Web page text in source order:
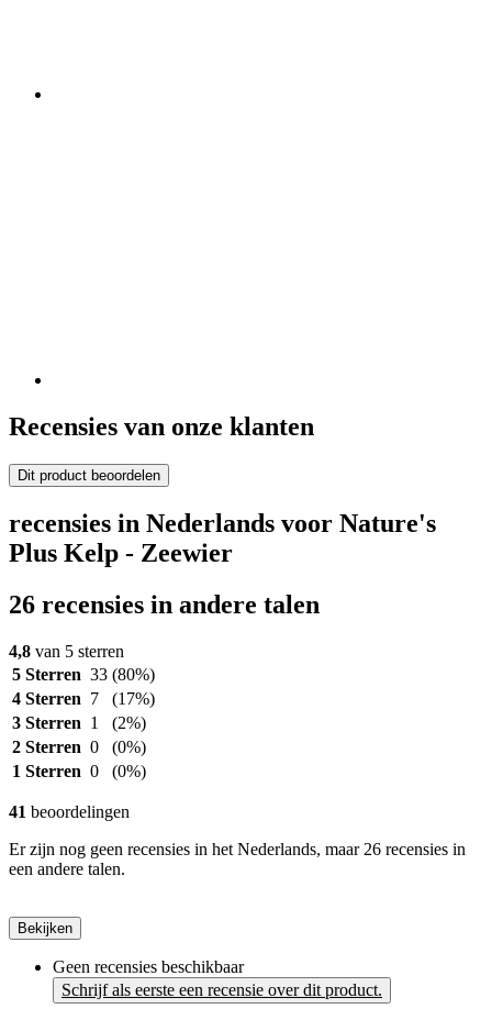
Recensies van onze klanten
Dit product beoordelen
recensies in Nederlands voor Nature's
Plus Kelp - Zeewier
26 recensies in andere talen
4,8 van 5 sterren
5 Sterren 33 (80%)
4 Sterren 7
(17%)
3 Sterren 1
(2%)
2 Sterren 0
(0%)
1 Sterren 0 (0%)
41 beoordelingen
Er zijn nog geen recensies in het Nederlands, maar 26 recensies in
een andere talen.
Bekijken
Geen recensies beschikbaar
Schrijf als eerste een recensie over dit product.